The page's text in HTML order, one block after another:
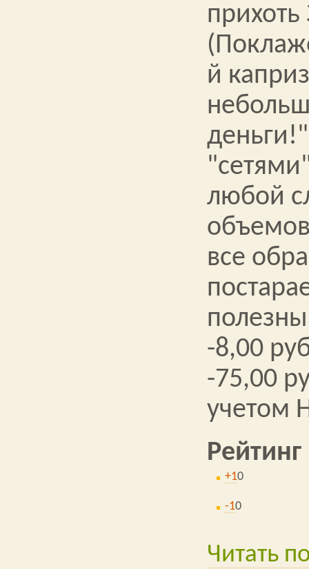
прихоть
й
любой
все
-8,00
-75,00
учетом
Рейтинг
+10
-10
Читать